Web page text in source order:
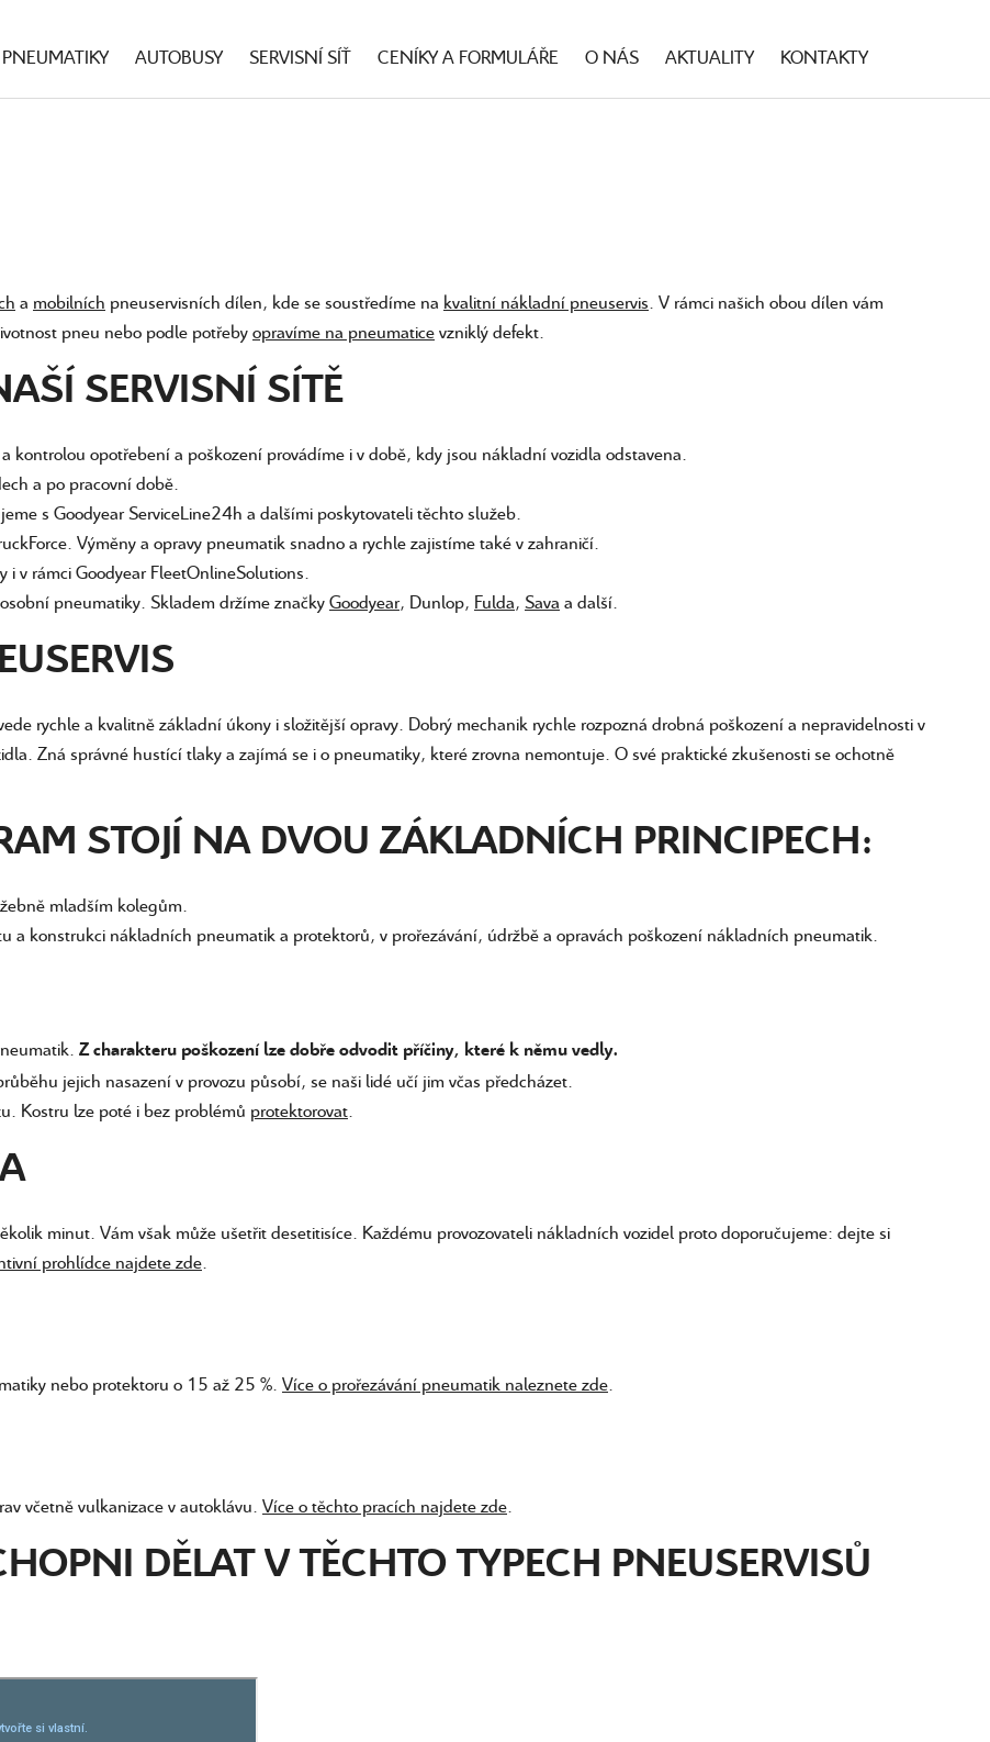
PNEUMATIKY AUTOBUSY SERVISNÍ SÍŤ CENÍKY A FORMULÁŘE O NÁS AKTUALITY KONTAKTY
a mobilních pneuservisních dílen, kde se soustředíme na kvalitní nákladní pneuservis. V rámci našich obou dílen vám
pneu nebo podle potřebyopravíme na pneumaticevzniklý defekt.
SERVISNÍ SÍTĚ
kontrolou opotřebení a poškození provádíme i v době, kdy jsou nákladní vozidla odstavena.
a po pracovní době.
s Goodyear ServiceLine24h a dalšími poskytovateli těchto služeb.
Výměny a opravy pneumatik snadno a rychle zajistíme také v zahraničí.
v rámci Goodyear FleetOnlineSolutions.
pneumatiky. Skladem držíme značkyGoodyear, Dunlop, Fulda, Sava a další.
rychle a kvalitně základní úkony i složitější opravy. Dobrý mechanik rychle rozpozná drobná poškození a nepravidelnosti v
Zná správné hustící tlaky a zajímá se i o pneumatiky, které zrovna nemontuje. O své praktické zkušenosti se ochotně
STOJÍ NA DVOU ZÁKLADNÍCH PRINCIPECH:
mladším kolegům.
a konstrukci nákladních pneumatik a protektorů, v prořezávání, údržbě a opravách poškození nákladních pneumatik.
Z charakteru poškození lze dobře odvodit příčiny, které k němu vedly.
jejich nasazení v provozu působí, se naši lidé učí jim včas předcházet.
Kostru lze poté i bez problémů protektorovat.
minut. Vám však může ušetřit desetitisíce. Každému provozovateli nákladních vozidel proto doporučujeme: dejte si
prohlídce najdete zde.
nebo protektoru o 15 až 25 %. Více o prořezávání pneumatik naleznete zde.
včetně vulkanizace v autoklávu. Více o těchto pracích najdete zde.
DĚLAT V TĚCHTO TYPECH PNEUSERVISŮ